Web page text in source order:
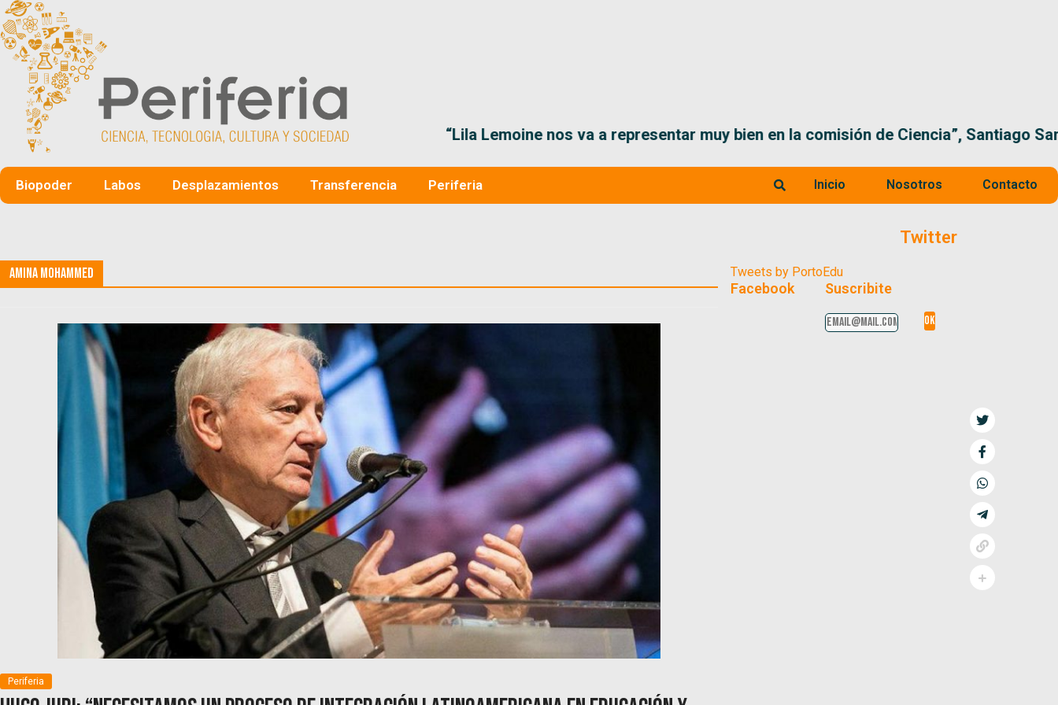
“Lila Lemoine nos va a representar muy bien en la comisión de Ciencia”, Santiago Santurio
Biopoder Labos Desplazamientos Transferencia Periferia Inicio Nosotros Contacto
Amina Mohammed
Periferia
Twitter
Tweets by PortoEdu
Facebook Suscribite